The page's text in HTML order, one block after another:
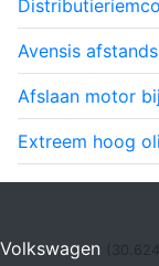
Distributieriem
Avensis
Afslaan motor
Extreem hoog
Volkswagen (30.624)